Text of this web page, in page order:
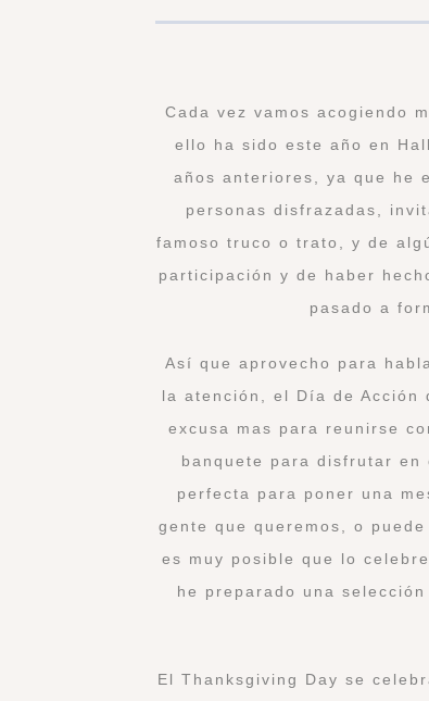
Cada vez vamos acogiendo
ello ha sido este año en
años anteriores, ya que he
personas disfrazadas,
famoso truco o trato, y de
participación y de haber
pasado a
Así que aprovecho para
la atención, el Día de Acción
excusa mas para reunirse
banquete para disfrutar en
perfecta para poner una
gente que queremos, o
es muy posible que lo
he preparado una
El Thanksgiving Day se